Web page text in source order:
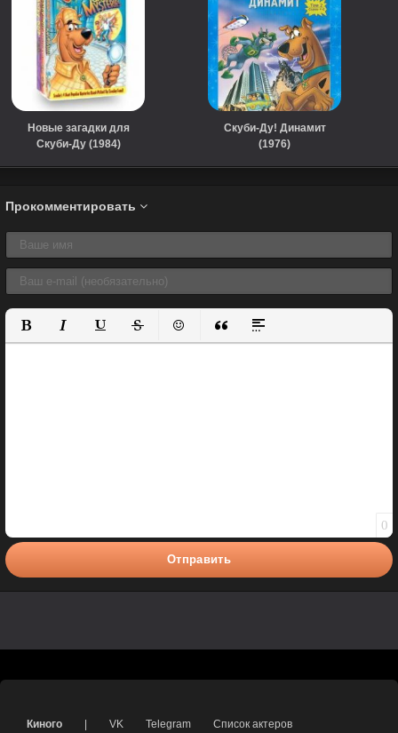
Новые загадки для
Скуби-Ду (1984)
Скуби-Ду! Динамит
(1976)
Прокомментировать
Полужирный
КурсивПодчеркнутый
ЗачеркнутыйВставить смайлик
Вставка цитаты
Вставка спойлера
0
Отправить
Киного VK Telegram Список актеров